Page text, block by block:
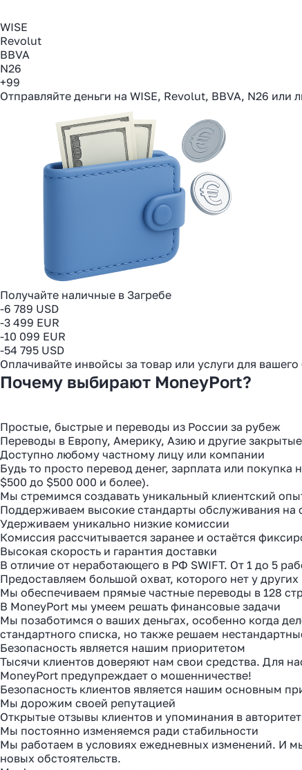
WISE
Revolut
BBVA
N26
+99
Отправляйте деньги на WISE, Revolut, BBVA, N26 или
Получайте наличные в Загребе
-6 789 USD
-3 499 EUR
-10 099 EUR
-54 795 USD
Оплачивайте инвойсы за товар или услуги для вашего
Почему выбирают MoneyPort?
Простые, быстрые и переводы из России за рубеж
Переводы в Европу, Америку, Азию и другие
Доступно любому частному лицу или компании
Будь то просто перевод денег, зарплата или
$500 до $500 000 и более).
Мы стремимся создавать уникальный клиентский
Поддерживаем высокие стандарты обслуживания на
Удерживаем уникально низкие комиссии
Комиссия рассчитывается заранее и остаётся
Высокая скорость и гарантия доставки
В отличие от неработающего в РФ SWIFT. От 1 до 5
Предоставляем большой охват, которого нет у других
Мы обеспечиваем прямые частные переводы в 128
В MoneyPort мы умеем решать финансовые задачи
Мы позаботимся о ваших деньгах, особенно когда
стандартного списка, но также решаем
Безопасность является нашим приоритетом
Тысячи клиентов доверяют нам свои средства. Для
MoneyPort предупреждает о мошенничестве!
Безопасность клиентов является нашим основным
Мы дорожим своей репутацией
Открытые отзывы клиентов и упоминания в
Мы постоянно изменяемся ради стабильности
Мы работаем в условиях ежедневных изменений. И
новых обстоятельств.
за